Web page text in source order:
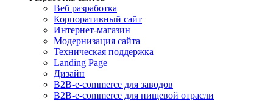
Веб разработка
Корпоративный сайт
Интернет-магазин
Модернизация сайта
Техническая поддержка
Landing Page
Дизайн
B2B-e-commerce для заводов
B2B-e-commerce для пищевой отрасли